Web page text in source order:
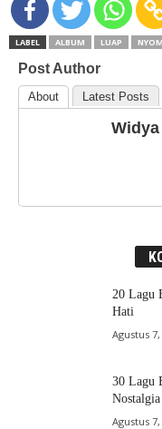
LABEL ALBUM LUAP
Post Author
About Latest Posts
Widya
20 Lagu
Hati
Agustus 7,
30 Lagu
Agustus 7,